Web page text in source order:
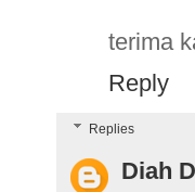
terima
Reply
Replies
Diah